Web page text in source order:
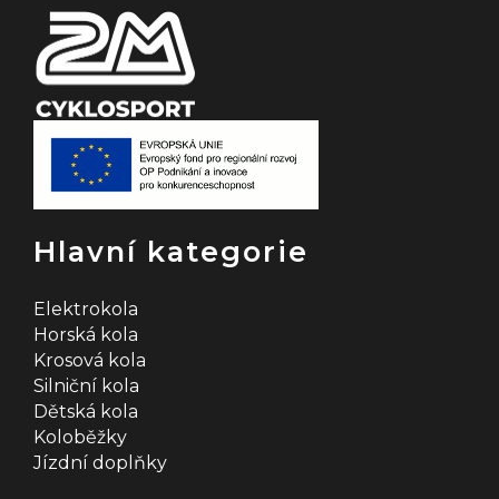
Hlavní kategorie
Elektrokola
Horská kola
Krosová kola
Silniční kola
Dětská kola
Koloběžky
Jízdní doplňky